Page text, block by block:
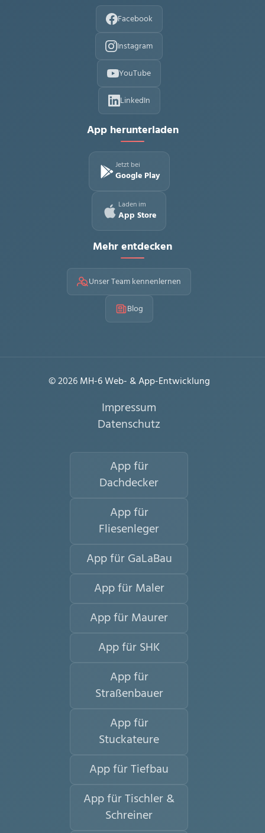
Facebook
Instagram
YouTube
LinkedIn
App herunterladen
Jetzt bei
Google Play
Laden im
App Store
Mehr entdecken
Unser Team kennenlernen
Blog
© 2026MH-6 Web- & App-Entwicklung
Impressum
Datenschutz
App für
Dachdecker
App für
Fliesenleger
App für GaLaBau
App für Maler
App für Maurer
App für SHK
App für
Straßenbauer
App für
Stuckateure
App für Tiefbau
App für Tischler &
Schreiner